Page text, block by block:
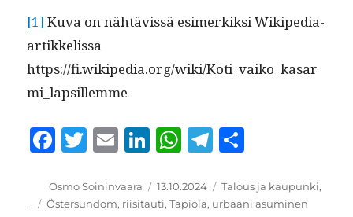
[1] Kuva on nähtävis­sä esimerkik­si Wikipedia-
artikke­lis­sa
https://fi.wikipedia.org/wiki/Koti_vaiko_kasar
mi_lapsillemme
F
c
T
it
E
ai
Li
k
W
at
T
e a
Kirjoittaja
Osmo Soininvaara Julkaistu
13.10.2024 Kategoriat
Talous ja kaupunki,
Avainsanat
Östersundom, riisitauti,Tapiola, urbaani asuminen